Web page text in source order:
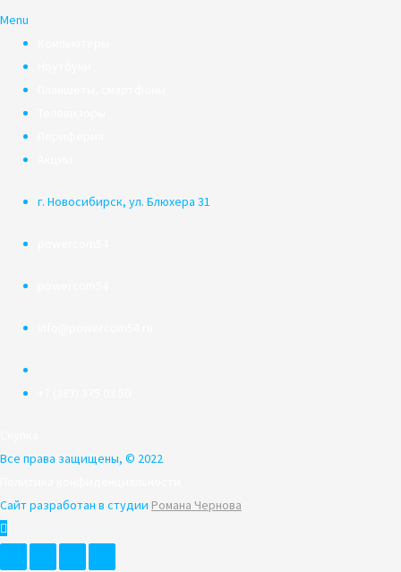
Menu
г. Новосибирск, ул. Блюхера 31
Все права защищены, © 2022
Сайт разработан в студии Романа Чернова